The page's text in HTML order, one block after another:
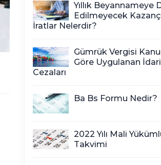
Yıllık Beyannameye
Edilmeyecek
İratlar Nelerdir?
Gümrük Vergisi
Göre Uygulanan
Cezaları
Ba Bs Formu Nedir?
2022 Yılı Mali
Takvimi